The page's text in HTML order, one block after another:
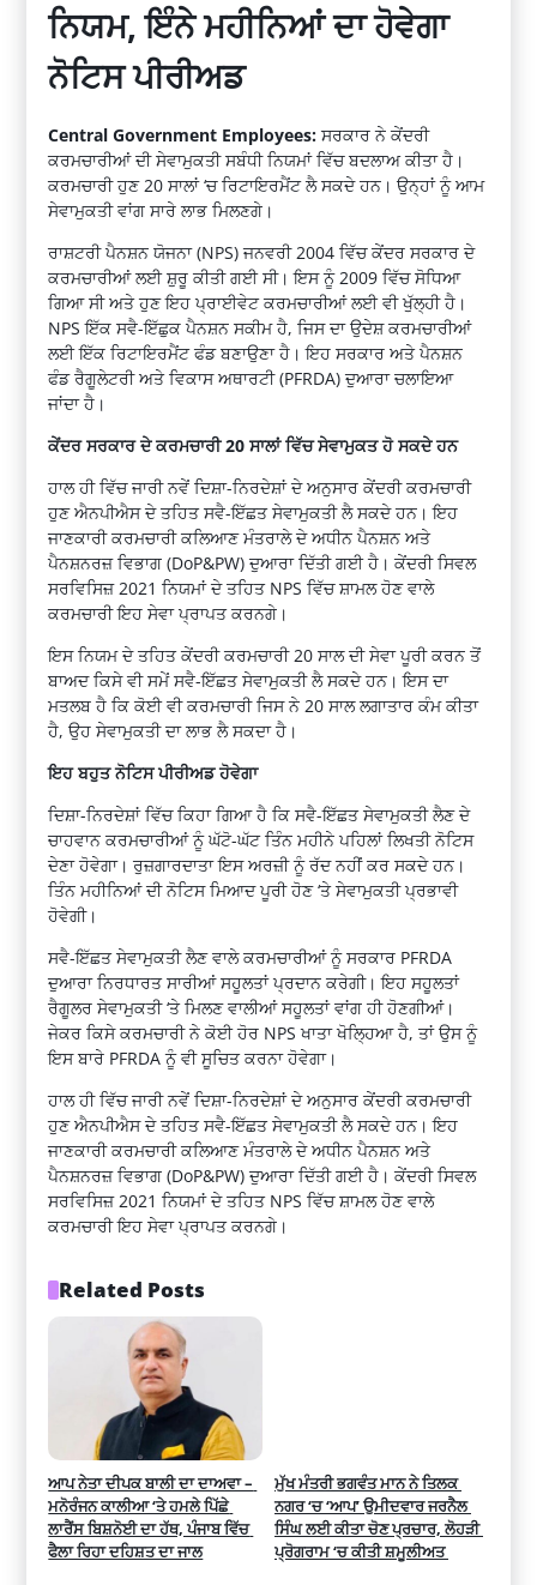
ਨਿਯਮ, ਇੰਨੇ ਮਹੀਨਿਆਂ ਦਾ ਹੋਵੇਗਾ
ਨੋਟਿਸ ਪੀਰੀਅਡ
Central Government Employees: ਸਰਕਾਰ ਨੇ ਕੇਂਦਰੀ
ਕਰਮਚਾਰੀਆਂ ਦੀ ਸੇਵਾਮੁਕਤੀ ਸਬੰਧੀ ਨਿਯਮਾਂ ਵਿੱਚ ਬਦਲਾਅ ਕੀਤਾ ਹੈ।
ਕਰਮਚਾਰੀ ਹੁਣ 20 ਸਾਲਾਂ ‘ਚ ਰਿਟਾਇਰਮੈਂਟ ਲੈ ਸਕਦੇ ਹਨ। ਉਨ੍ਹਾਂ ਨੂੰ ਆਮ
ਸੇਵਾਮੁਕਤੀ ਵਾਂਗ ਸਾਰੇ ਲਾਭ ਮਿਲਣਗੇ।
ਰਾਸ਼ਟਰੀ ਪੈਨਸ਼ਨ ਯੋਜਨਾ (NPS) ਜਨਵਰੀ 2004 ਵਿੱਚ ਕੇਂਦਰ ਸਰਕਾਰ ਦੇ
ਕਰਮਚਾਰੀਆਂ ਲਈ ਸ਼ੁਰੂ ਕੀਤੀ ਗਈ ਸੀ। ਇਸ ਨੂੰ 2009 ਵਿੱਚ ਸੋਧਿਆ
ਗਿਆ ਸੀ ਅਤੇ ਹੁਣ ਇਹ ਪ੍ਰਾਈਵੇਟ ਕਰਮਚਾਰੀਆਂ ਲਈ ਵੀ ਖੁੱਲ੍ਹੀ ਹੈ।
NPS ਇੱਕ ਸਵੈ-ਇੱਛੁਕ ਪੈਨਸ਼ਨ ਸਕੀਮ ਹੈ, ਜਿਸ ਦਾ ਉਦੇਸ਼ ਕਰਮਚਾਰੀਆਂ
ਲਈ ਇੱਕ ਰਿਟਾਇਰਮੈਂਟ ਫੰਡ ਬਣਾਉਣਾ ਹੈ। ਇਹ ਸਰਕਾਰ ਅਤੇ ਪੈਨਸ਼ਨ
ਫੰਡ ਰੈਗੂਲੇਟਰੀ ਅਤੇ ਵਿਕਾਸ ਅਥਾਰਟੀ (PFRDA) ਦੁਆਰਾ ਚਲਾਇਆ
ਜਾਂਦਾ ਹੈ।
ਕੇਂਦਰ ਸਰਕਾਰ ਦੇ ਕਰਮਚਾਰੀ 20 ਸਾਲਾਂ ਵਿੱਚ ਸੇਵਾਮੁਕਤ ਹੋ ਸਕਦੇ ਹਨ
ਹਾਲ ਹੀ ਵਿੱਚ ਜਾਰੀ ਨਵੇਂ ਦਿਸ਼ਾ-ਨਿਰਦੇਸ਼ਾਂ ਦੇ ਅਨੁਸਾਰ ਕੇਂਦਰੀ ਕਰਮਚਾਰੀ
ਹੁਣ ਐਨਪੀਐਸ ਦੇ ਤਹਿਤ ਸਵੈ-ਇੱਛਤ ਸੇਵਾਮੁਕਤੀ ਲੈ ਸਕਦੇ ਹਨ। ਇਹ
ਜਾਣਕਾਰੀ ਕਰਮਚਾਰੀ ਕਲਿਆਣ ਮੰਤਰਾਲੇ ਦੇ ਅਧੀਨ ਪੈਨਸ਼ਨ ਅਤੇ
ਪੈਨਸ਼ਨਰਜ਼ ਵਿਭਾਗ (DoP&PW) ਦੁਆਰਾ ਦਿੱਤੀ ਗਈ ਹੈ। ਕੇਂਦਰੀ ਸਿਵਲ
ਸਰਵਿਸਿਜ਼ 2021 ਨਿਯਮਾਂ ਦੇ ਤਹਿਤ NPS ਵਿੱਚ ਸ਼ਾਮਲ ਹੋਣ ਵਾਲੇ
ਕਰਮਚਾਰੀ ਇਹ ਸੇਵਾ ਪ੍ਰਾਪਤ ਕਰਨਗੇ।
ਇਸ ਨਿਯਮ ਦੇ ਤਹਿਤ ਕੇਂਦਰੀ ਕਰਮਚਾਰੀ 20 ਸਾਲ ਦੀ ਸੇਵਾ ਪੂਰੀ ਕਰਨ ਤੋਂ
ਬਾਅਦ ਕਿਸੇ ਵੀ ਸਮੇਂ ਸਵੈ-ਇੱਛਤ ਸੇਵਾਮੁਕਤੀ ਲੈ ਸਕਦੇ ਹਨ। ਇਸ ਦਾ
ਮਤਲਬ ਹੈ ਕਿ ਕੋਈ ਵੀ ਕਰਮਚਾਰੀ ਜਿਸ ਨੇ 20 ਸਾਲ ਲਗਾਤਾਰ ਕੰਮ ਕੀਤਾ
ਹੈ, ਉਹ ਸੇਵਾਮੁਕਤੀ ਦਾ ਲਾਭ ਲੈ ਸਕਦਾ ਹੈ।
ਇਹ ਬਹੁਤ ਨੋਟਿਸ ਪੀਰੀਅਡ ਹੋਵੇਗਾ
ਦਿਸ਼ਾ-ਨਿਰਦੇਸ਼ਾਂ ਵਿੱਚ ਕਿਹਾ ਗਿਆ ਹੈ ਕਿ ਸਵੈ-ਇੱਛਤ ਸੇਵਾਮੁਕਤੀ ਲੈਣ ਦੇ
ਚਾਹਵਾਨ ਕਰਮਚਾਰੀਆਂ ਨੂੰ ਘੱਟੋ-ਘੱਟ ਤਿੰਨ ਮਹੀਨੇ ਪਹਿਲਾਂ ਲਿਖਤੀ ਨੋਟਿਸ
ਦੇਣਾ ਹੋਵੇਗਾ। ਰੁਜ਼ਗਾਰਦਾਤਾ ਇਸ ਅਰਜ਼ੀ ਨੂੰ ਰੱਦ ਨਹੀਂ ਕਰ ਸਕਦੇ ਹਨ।
ਤਿੰਨ ਮਹੀਨਿਆਂ ਦੀ ਨੋਟਿਸ ਮਿਆਦ ਪੂਰੀ ਹੋਣ ‘ਤੇ ਸੇਵਾਮੁਕਤੀ ਪ੍ਰਭਾਵੀ
ਹੋਵੇਗੀ।
ਸਵੈ-ਇੱਛਤ ਸੇਵਾਮੁਕਤੀ ਲੈਣ ਵਾਲੇ ਕਰਮਚਾਰੀਆਂ ਨੂੰ ਸਰਕਾਰ PFRDA
ਦੁਆਰਾ ਨਿਰਧਾਰਤ ਸਾਰੀਆਂ ਸਹੂਲਤਾਂ ਪ੍ਰਦਾਨ ਕਰੇਗੀ। ਇਹ ਸਹੂਲਤਾਂ
ਰੈਗੂਲਰ ਸੇਵਾਮੁਕਤੀ ‘ਤੇ ਮਿਲਣ ਵਾਲੀਆਂ ਸਹੂਲਤਾਂ ਵਾਂਗ ਹੀ ਹੋਣਗੀਆਂ।
ਜੇਕਰ ਕਿਸੇ ਕਰਮਚਾਰੀ ਨੇ ਕੋਈ ਹੋਰ NPS ਖਾਤਾ ਖੋਲ੍ਹਿਆ ਹੈ, ਤਾਂ ਉਸ ਨੂੰ
ਇਸ ਬਾਰੇ PFRDA ਨੂੰ ਵੀ ਸੂਚਿਤ ਕਰਨਾ ਹੋਵੇਗਾ।
ਹਾਲ ਹੀ ਵਿੱਚ ਜਾਰੀ ਨਵੇਂ ਦਿਸ਼ਾ-ਨਿਰਦੇਸ਼ਾਂ ਦੇ ਅਨੁਸਾਰ ਕੇਂਦਰੀ ਕਰਮਚਾਰੀ
ਹੁਣ ਐਨਪੀਐਸ ਦੇ ਤਹਿਤ ਸਵੈ-ਇੱਛਤ ਸੇਵਾਮੁਕਤੀ ਲੈ ਸਕਦੇ ਹਨ। ਇਹ
ਜਾਣਕਾਰੀ ਕਰਮਚਾਰੀ ਕਲਿਆਣ ਮੰਤਰਾਲੇ ਦੇ ਅਧੀਨ ਪੈਨਸ਼ਨ ਅਤੇ
ਪੈਨਸ਼ਨਰਜ਼ ਵਿਭਾਗ (DoP&PW) ਦੁਆਰਾ ਦਿੱਤੀ ਗਈ ਹੈ। ਕੇਂਦਰੀ ਸਿਵਲ
ਸਰਵਿਸਿਜ਼ 2021 ਨਿਯਮਾਂ ਦੇ ਤਹਿਤ NPS ਵਿੱਚ ਸ਼ਾਮਲ ਹੋਣ ਵਾਲੇ
ਕਰਮਚਾਰੀ ਇਹ ਸੇਵਾ ਪ੍ਰਾਪਤ ਕਰਨਗੇ।
Related Posts
ਆਪ ਨੇਤਾ ਦੀਪਕ ਬਾਲੀ ਦਾ ਦਾਅਵਾ –
ਮਨੋਰੰਜਨ ਕਾਲੀਆ ‘ਤੇ ਹਮਲੇ ਪਿੱਛੇ
ਲਾਰੈਂਸ ਬਿਸ਼ਨੋਈ ਦਾ ਹੱਥ, ਪੰਜਾਬ ਵਿੱਚ
ਫੈਲਾ ਰਿਹਾ ਦਹਿਸ਼ਤ ਦਾ ਜਾਲ
ਮੁੱਖ ਮੰਤਰੀ ਭਗਵੰਤ ਮਾਨ ਨੇ ਤਿਲਕ
ਨਗਰ ‘ਚ ‘ਆਪ’ ਉਮੀਦਵਾਰ ਜਰਨੈਲ
ਸਿੰਘ ਲਈ ਕੀਤਾ ਚੋਣ ਪ੍ਰਚਾਰ, ਲੋਹੜੀ
ਪ੍ਰੋਗਰਾਮ ‘ਚ ਕੀਤੀ ਸ਼ਮੂਲੀਅਤ